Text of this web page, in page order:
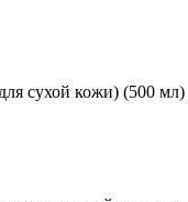
сухой кожи) (500